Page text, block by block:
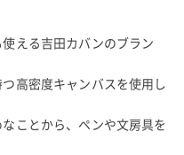
える吉田カバンのブラン
高密度キャンバスを使用し
ことから、ペンや文房具を